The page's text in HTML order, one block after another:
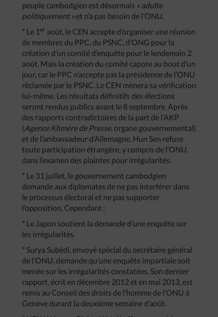
peuple cambodgien est désormais « adulte
politiquement » et n’a pas besoin de l’ONU.
* Le 1 er août, le CEN accepte d’organiser une réunion
de membres du PPC, du PSNC, d’ONG pour la
création d’un comité d’enquête pour le lendemain 2
août. Mais la création du comité capote au bout d’un
jour, car le PPC n’accepte pas la présidence de l’ONU
réclamée par le PSNC. Le CEN mènera sa vérification
lui-même. Les résultats définitifs des élections
seront rendus publics avant le 8 septembre. Après
des rapports contradictoires de la part de l’AKP
(Agence Khmère de Presse, organe gouvernemental)
et de l’ambassadeur d’Allemagne, Hun Sen refuse
toute participation étrangère, y compris de l’ONU,
dans l’examen des plaintes pour irrégularités.
* Le 31 juillet, le gouvernement cambodgien
demande aux diplomates de ne pas interférer dans
le processus électoral et ne pas supporter
l’opposition. Cependant :
* Le Japon soutient la demande d’une enquête sur
les irrégularités.
* Surya Subédi, envoyé spécial du secrétaire général
de l’ONU, demande qu’une enquête impartiale soit
menée sur les irrégularités constatées. Son dernier
rapport, écrit en décembre 2012 et en mai 2013, est
remis au Conseil des droits de l’homme de l’ONU à
Genève durant la deuxième semaine d’août.